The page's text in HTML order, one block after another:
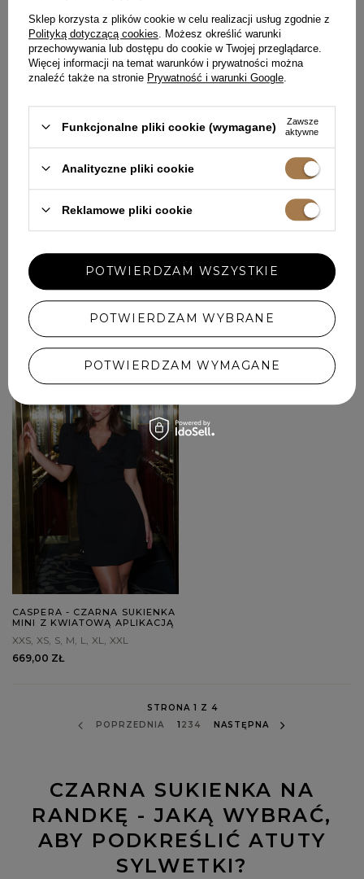
DEVINA – CZARNA MINI
SUKIENKA Z KORONKOWĄ
XS S M L XL XXL
629,00 ZŁ
UNELLA – CZARNA MINI
XXS XS S M L XL
769,00 ZŁ
CASPERA - CZARNA SUKIENKA
MINI Z KWIATOWĄ APLIKACJĄ
XXS XS S M L XL XXL
669,00 ZŁ
STRONA 1 Z 4
POPRZEDNIA
1 2 3 4 NASTĘPNA
CZARNA SUKIENKA NA
RANDKĘ - JAKĄ WYBRAĆ,
ABY PODKREŚLIĆ ATUTY
SYLWETKI?
Sklep korzysta z plików cookie w celu realizacji usług zgodnie z
Polityką dotyczącą cookies . Możesz określić warunki
przechowywania lub dostępu do cookie w Twojej przeglądarce.
Więcej informacji na temat warunków i prywatności można
znaleźć także na stronie Prywatność i warunki Google
Funkcjonalne pliki cookie (wymagane)
Zawsze
aktywne
Analityczne pliki cookie
Reklamowe pliki cookie
POTWIERDZAM WYBRANE
POTWIERDZAM WYMAGANE
POTWIERDZAM WSZYSTKIE